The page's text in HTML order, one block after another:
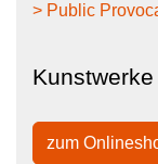
> Public
Kunstwerke
zum